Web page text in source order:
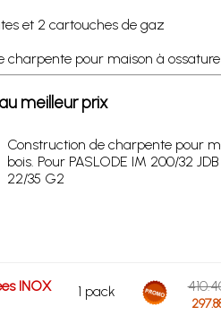
et 2 cartouches de gaz
pour maison à ossature
meilleur prix
Construction de charpente pour
bois. Pour PASLODE IM 200/32
22/35 G2
INOX
1 pack